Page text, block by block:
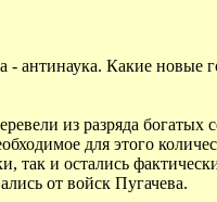
антинаука. Какие новые
из разряда богатых
для этого
и остались
от войск Пугачева.